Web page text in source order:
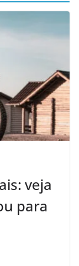
veja
para